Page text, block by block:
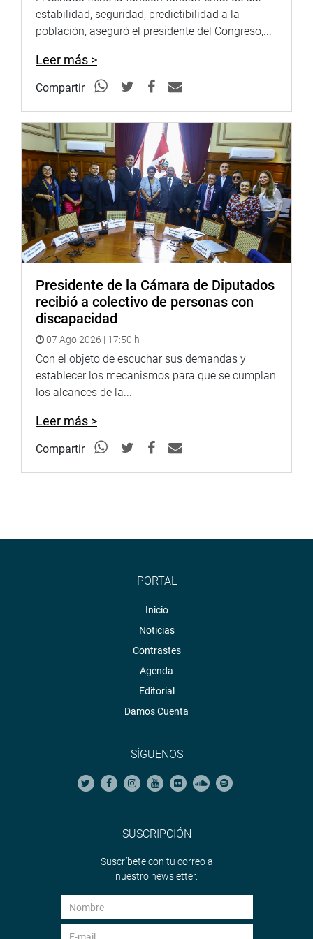
Presupuesto y Cuenta General de la República, Cecilia
Chacón de Vettori (FP), quien subrayó que “ahora sí
PRENSA-CONGRESO
estabilidad, seguridad, predictibilidad a la
población, aseguró el presidente del Congreso,...
Leer más >
Compartir
Presidente de la Cámara de Diputados
recibió a colectivo de personas con
discapacidad
07 Ago 2026 | 17:50 h
Con el objeto de escuchar sus demandas y
establecer los mecanismos para que se cumplan
los alcances de la...
Leer más >
Compartir
PORTAL
Inicio
Noticias
Contrastes
Agenda
Editorial
Damos Cuenta
SÍGUENOS
SUSCRIPCIÓN
Suscríbete con tu correo a
nuestro newsletter.